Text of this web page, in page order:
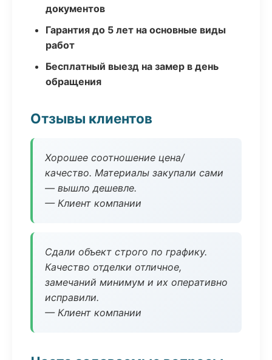
документов
Гарантия до 5 лет на основные виды
работ
Бесплатный выезд на замер в день
обращения
Отзывы клиентов
Хорошее соотношение цена/
качество. Материалы закупали сами
— вышло дешевле.
— Клиент компании
Сдали объект строго по графику.
Качество отделки отличное,
замечаний минимум и их оперативно
исправили.
— Клиент компании